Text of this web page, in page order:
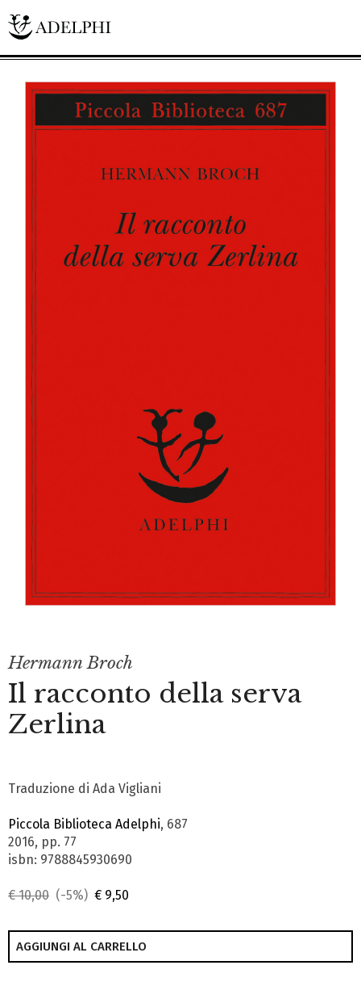
Hermann Broch
Il racconto della serva
Zerlina
Traduzione di Ada Vigliani
Piccola Biblioteca Adelphi, 687
2016, pp. 77
isbn: 9788845930690
€ 10,00 (-5%) € 9,50
AGGIUNGI AL CARRELLO